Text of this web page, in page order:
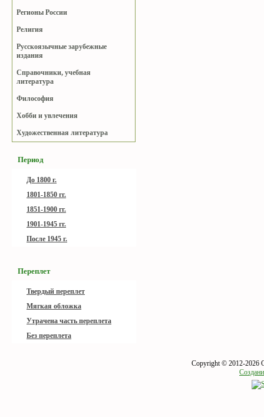
Регионы России
Религия
Русскоязычные зарубежные
издания
Справочники, учебная
литература
Философия
Хобби и увлечения
Художественная литература
Период
До 1800 г.
1801-1850 гг.
1851-1900 гг.
1901-1945 гг.
После 1945 г.
Переплет
Твердый переплет
Мягкая обложка
Утрачена часть переплета
Без переплета
Copyright © 2012-2026